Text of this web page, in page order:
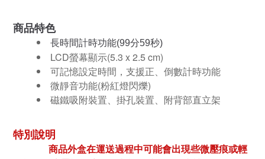
商品特色
長時間計時功能(99分59秒)
LCD螢幕顯示(5.3 x 2.5 cm)
可記憶設定時間，支援正、倒數計時功能
微靜音功能(粉紅燈閃爍)
磁鐵吸附裝置、掛孔裝置、附背部直立架
特別說明
商品外盒在運送過程中可能會出現些微壓痕或輕